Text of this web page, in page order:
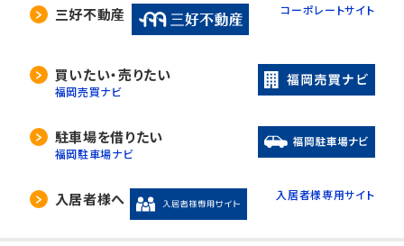
三好不動産 コーポレートサイト
買いたい・売りたい
福岡売買ナビ
駐車場を借りたい
福岡駐車場ナビ
入居者様へ 入居者様専用サイト